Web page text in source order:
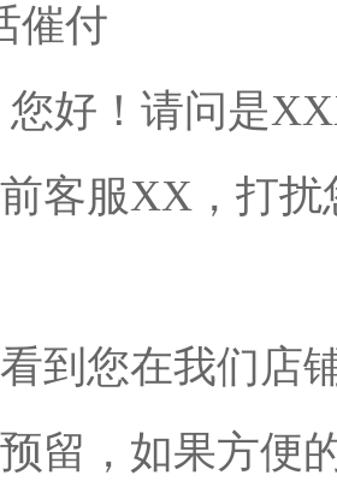
催付
您好！请问是
客服XX，打
到您在我们店
留，如果方便